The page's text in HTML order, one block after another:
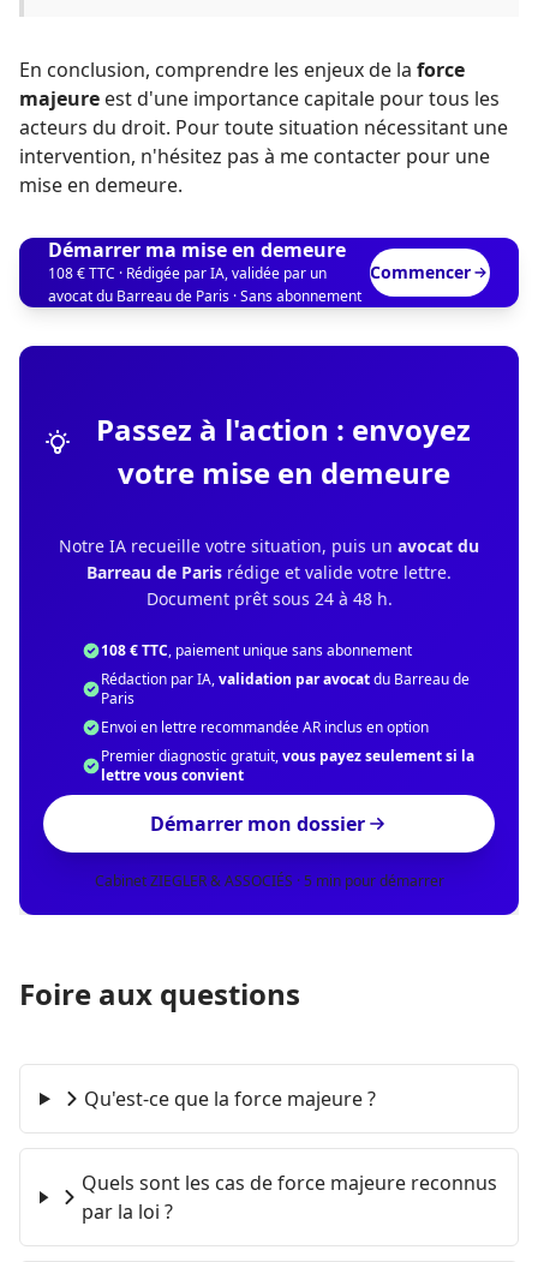
En conclusion, comprendre les enjeux de la force
majeure est d'une importance capitale pour tous les
acteurs du droit. Pour toute situation nécessitant une
intervention, n'hésitez pas à me contacter pour une
mise en demeure.
Démarrer ma mise en demeure
108 € TTC · Rédigée par IA, validée par un
avocat du Barreau de Paris · Sans abonnement
Commencer
Passez à l'action : envoyez
votre mise en demeure
Notre IA recueille votre situation, puis un avocat du
Barreau de Paris rédige et valide votre lettre.
Document prêt sous 24 à 48 h.
108 € TTC, paiement unique sans abonnement
Rédaction par IA,validation par avocatdu Barreau de
Paris
Envoi en lettre recommandée AR inclus en option
Premier diagnostic gratuit,vous payez seulement si la
lettre vous convient
Démarrer mon dossier
Cabinet ZIEGLER & ASSOCIÉS · 5 min pour démarrer
Foire aux questions
Qu'est-ce que la force majeure ?
Quels sont les cas de force majeure reconnus
par la loi ?